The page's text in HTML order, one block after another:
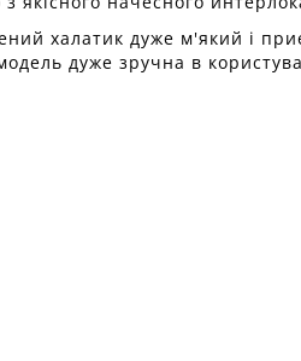
халатик дуже м'який і
дуже зручна в